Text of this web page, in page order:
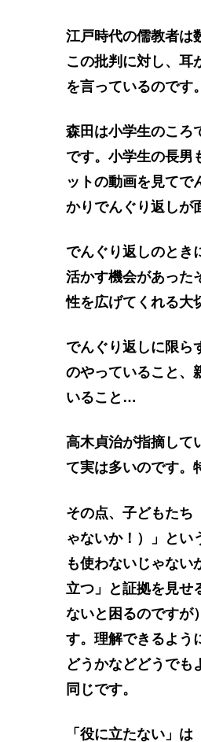
江戸時代の儒教者は
この批判に対し、耳
を言っているのです
森田は小学生のころ
です。小学生の長男
ットの動画を見てで
かりでんぐり返しが
でんぐり返しのとき
活かす機会があった
性を広げてくれる大
でんぐり返しに限ら
のやっていること、
いること…
高木貞治が指摘して
て実は多いのです。
その点、子どもたち
ゃないか！）」と
も使わないじゃない
立つ」と証拠を見せ
ないと困るのですが
す。理解できるよう
どうかなどどうでも
同じです。
「役に立たない」